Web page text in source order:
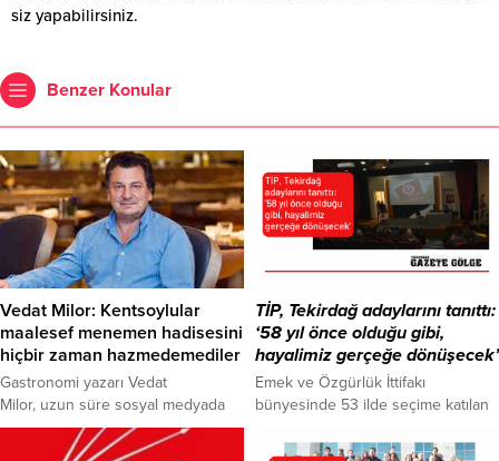
siz yapabilirsiniz.
Benzer Konular
Vedat Milor: Kentsoylular
maalesef menemen hadisesini
hiçbir zaman hazmedemediler
Gastronomi yazarı Vedat
Milor, uzun süre sosyal medyada
gündem olan menemen
tartışmasına ilişkin, “Önümde iki
TİP, Tekirdağ adaylarını tanıttı:
‘58 yıl önce olduğu gibi,
hayalimiz gerçeğe dönüşecek’
Emek ve Özgürlük İttifakı
bünyesinde 53 ilde seçime katılan
da seçim çalışmalarına başladı. TİP